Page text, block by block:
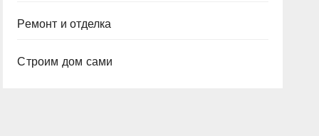
Ремонт и отделка
Строим дом сами